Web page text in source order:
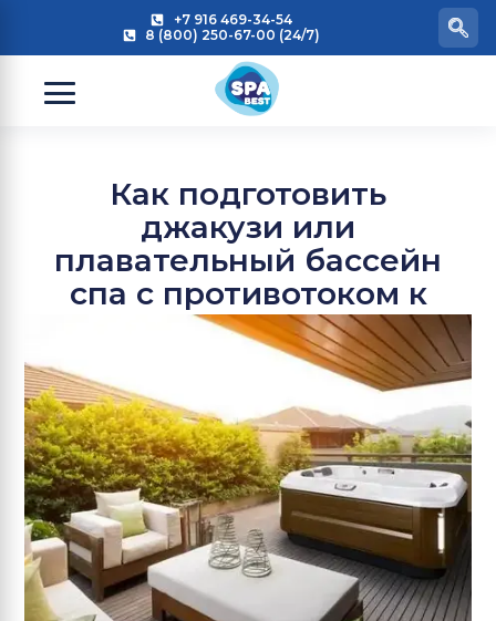
+7 916 469-34-54
8 (800) 250-67-00 (24/7)
Как подготовить
джакузи или
плавательный бассейн
спа с противотоком к
лету?